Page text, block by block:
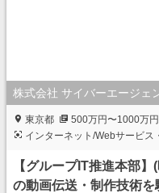
株式会社 サイバーエージェ
東京都
500万円〜1000万円
インターネット/Webサービス
【グループIT推進本部
の動画伝送・制作技術を